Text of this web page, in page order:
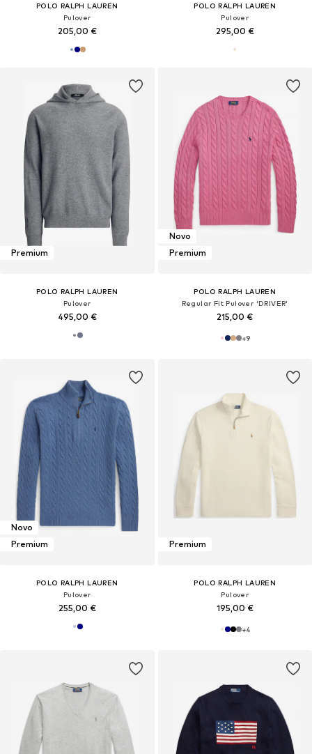
POLO RALPH LAUREN
Pulover
205,00 €
POLO RALPH LAUREN
Pulover
295,00 €
Premium
POLO RALPH LAUREN
Pulover
495,00 €
Novo
Premium
POLO RALPH LAUREN
Regular Fit Pulover 'DRIVER'
215,00 €
+9
Novo
Premium
POLO RALPH LAUREN
Pulover
255,00 €
Premium
POLO RALPH LAUREN
Pulover
195,00 €
+4